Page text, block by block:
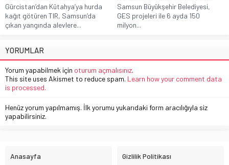
Gürcistan’dan Kütahya’ya hurda
kağıt götüren TIR, Samsun’da
çıkan yangında alevlere...
Samsun Büyükşehir Belediyesi,
GES projeleri ile 6 ayda 150
milyon...
YORUMLAR
Yorum yapabilmek için oturum açmalısınız.
This site uses Akismet to reduce spam. Learn how your comment data
is processed.
Henüz yorum yapılmamış. İlk yorumu yukarıdaki form aracılığıyla siz
yapabilirsiniz.
Anasayfa Gizlilik Politikası